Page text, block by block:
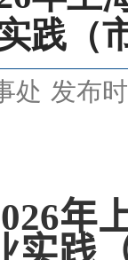
践（
处 发布
年